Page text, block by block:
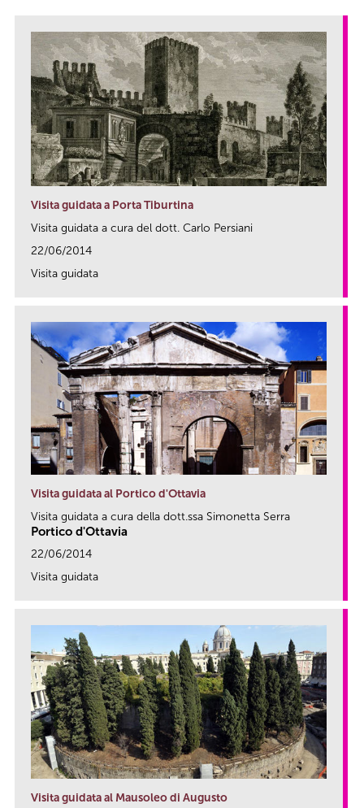
Visita guidata a Porta Tiburtina
Visita guidata a cura del dott. Carlo Persiani
22/06/2014
Visita guidata
Visita guidata al Portico d'Ottavia
Visita guidata a cura della dott.ssa Simonetta Serra
Portico d'Ottavia
22/06/2014
Visita guidata
Visita guidata al Mausoleo di Augusto